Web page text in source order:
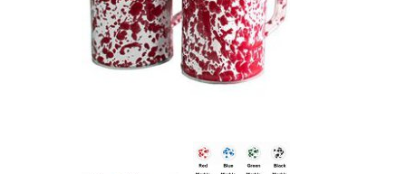
Textielkabel
Deur- en raambeslag
Mijn account
Verzendkosten